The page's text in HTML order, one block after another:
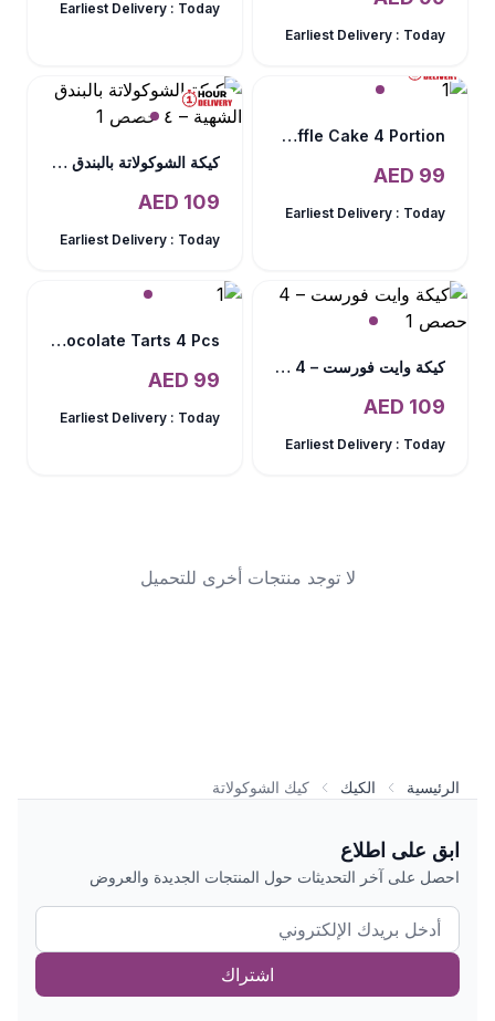
Earliest Delivery : Today
Earliest Delivery : Today
Truffle Cake 4 Portion
99
Earliest Delivery : Today
كيكة الشوكولاتة بالبندق الشهية – ٤ حصص
109
Earliest Delivery : Today
كيكة وايت فورست – 4 حصص
109
Earliest Delivery : Today
Mini Chocolate Tarts 4 Pcs
99
Earliest Delivery : Today
لا توجد منتجات أخرى للتحميل
الرئيسية الكيك كيك الشوكولاتة
ابق على اطلاع
احصل على آخر التحديثات حول المنتجات الجديدة والعروض
اشتراك